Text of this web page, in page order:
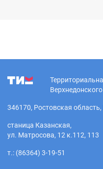
346170, Ростовская
станица Казанская,
ул. Матросова, 12 к.112, 113
т.: (86364) 3-19-51